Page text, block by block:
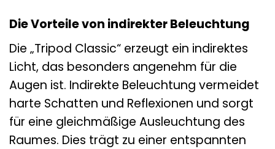
Die Vorteile von indirekter Beleuchtung
Die „Tripod Classic“ erzeugt ein indirektes
Licht, das besonders angenehm für die
Augen ist. Indirekte Beleuchtung vermeidet
harte Schatten und Reflexionen und sorgt
für eine gleichmäßige Ausleuchtung des
Raumes. Dies trägt zu einer entspannten